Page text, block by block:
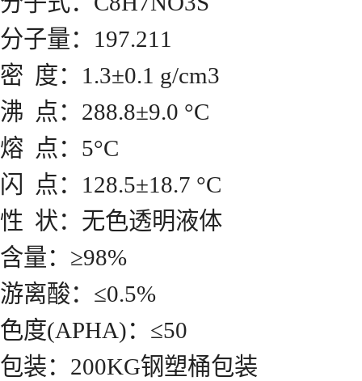
分子量：197.211
密 度：1.3±0.1 g/cm3
沸 点：288.8±9.0 °C
熔 点：5°C
闪 点：128.5±18.7 °C
性 状：无色透明液体
含量：≥98%
游离酸：≤0.5%
色度(APHA)：≤50
包装：200KG钢塑桶包装